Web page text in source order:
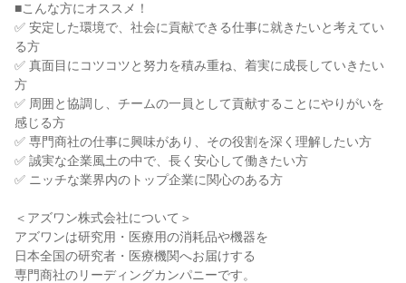
■こんな方にオススメ！
✅ 安定した環境で、社会に貢献できる仕事に就きたいと考えてい
る方
✅ 真面目にコツコツと努力を積み重ね、着実に成長していきたい
方
✅ 周囲と協調し、チームの一員として貢献することにやりがいを
感じる方
✅ 専門商社の仕事に興味があり、その役割を深く理解したい方
✅ 誠実な企業風土の中で、長く安心して働きたい方
✅ ニッチな業界内のトップ企業に関心のある方
＜アズワン株式会社について＞
アズワンは研究用・医療用の消耗品や機器を
日本全国の研究者・医療機関へお届けする
専門商社のリーディングカンパニーです。